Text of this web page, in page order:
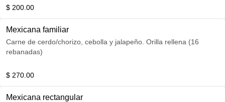
$ 200.00
Mexicana familiar
Carne de cerdo/chorizo, cebolla y jalapeño. Orilla rellena (16
rebanadas)
$ 270.00
Mexicana rectangular